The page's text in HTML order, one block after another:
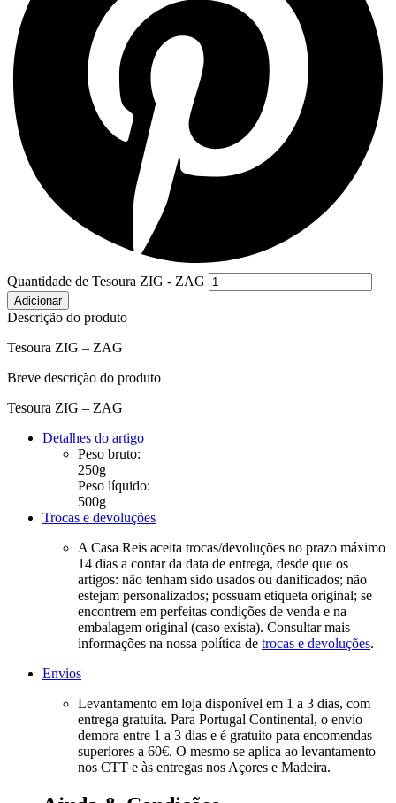
Quantidade de Tesoura ZIG - ZAG
Adicionar
Descrição do produto
Tesoura ZIG – ZAG
Breve descrição do produto
Tesoura ZIG – ZAG
Detalhes do artigo
Peso bruto:
250g
Peso líquido:
500g
Trocas e devoluções
A Casa Reis aceita trocas/devoluções no prazo máximo
14 dias a contar da data de entrega, desde que os
artigos: não tenham sido usados ou danificados; não
estejam personalizados; possuam etiqueta original; se
encontrem em perfeitas condições de venda e na
embalagem original (caso exista). Consultar mais
informações na nossa política de trocas e devoluções.
Envios
Levantamento em loja disponível em 1 a 3 dias, com
entrega gratuita. Para Portugal Continental, o envio
demora entre 1 a 3 dias e é gratuito para encomendas
superiores a 60€. O mesmo se aplica ao levantamento
nos CTT e às entregas nos Açores e Madeira.